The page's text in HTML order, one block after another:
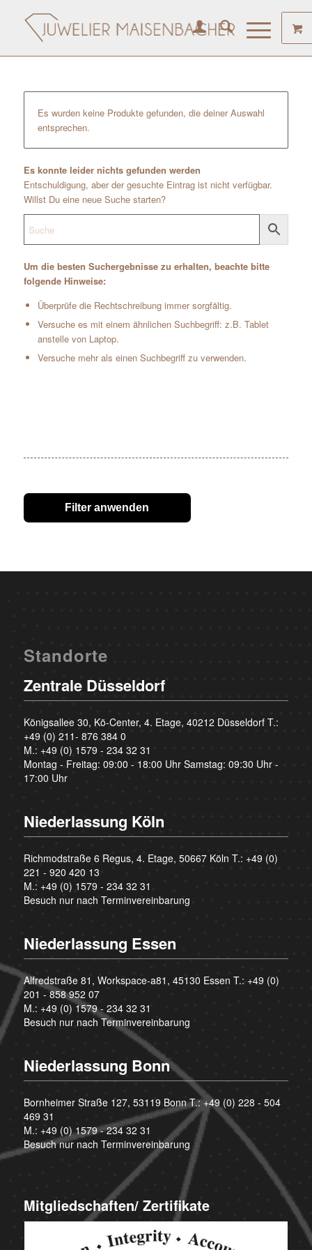
Es wurden keine Produkte gefunden, die deiner Auswahl
entsprechen.
Es konnte leider nichts gefunden werden
Entschuldigung, aber der gesuchte Eintrag ist nicht verfügbar.
Willst Du eine neue Suche starten?
Um die besten Suchergebnisse zu erhalten, beachte bitte
folgende Hinweise:
Überprüfe die Rechtschreibung immer sorgfältig.
Versuche es mit einem ähnlichen Suchbegriff: z.B. Tablet
anstelle von Laptop.
Versuche mehr als einen Suchbegriff zu verwenden.
Filter anwenden
Standorte
Zentrale Düsseldorf
Königsallee 30, Kö-Center, 4. Etage, 40212 Düsseldorf T.:
+49 (0) 211- 876 384 0
M.: +49 (0) 1579 - 234 32 31
Montag - Freitag: 09:00 - 18:00 Uhr Samstag: 09:30 Uhr -
17:00 Uhr
Niederlassung Köln
Richmodstraße 6 Regus, 4. Etage, 50667 Köln T.: +49 (0)
221 - 920 420 13
M.: +49 (0) 1579 - 234 32 31
Besuch nur nach Terminvereinbarung
Niederlassung Essen
Alfredstraße 81, Workspace-a81, 45130 Essen T.: +49 (0)
201 - 858 952 07
M.: +49 (0) 1579 - 234 32 31
Besuch nur nach Terminvereinbarung
Niederlassung Bonn
Bornheimer Straße 127, 53119 Bonn T.:+49 (0) 228 - 504
469 31
M.: +49 (0) 1579 - 234 32 31
Besuch nur nach Terminvereinbarung
Mitgliedschaften/ Zertifikate